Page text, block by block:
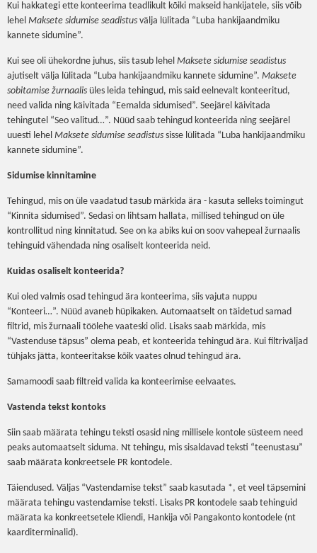
Kui hakkategi ette konteerima teadlikult kõiki makseid hankijatele, siis võib
lehel Maksete sidumise seadistus välja lülitada “Luba hankijaandmiku
kannete sidumine”.
Kui see oli ühekordne juhus, siis tasub lehel Maksete sidumise seadistus
ajutiselt välja lülitada “Luba hankijaandmiku kannete sidumine”. Maksete
sobitamise žurnaalis üles leida tehingud, mis said eelnevalt konteeritud,
need valida ning käivitada “Eemalda sidumised”. Seejärel käivitada
tehingutel “Seo valitud…”. Nüüd saab tehingud konteerida ning seejärel
uuesti lehel Maksete sidumise seadistus sisse lülitada “Luba hankijaandmiku
kannete sidumine”.
Sidumise kinnitamine
Tehingud, mis on üle vaadatud tasub märkida ära - kasuta selleks toimingut
“Kinnita sidumised”. Sedasi on lihtsam hallata, millised tehingud on üle
kontrollitud ning kinnitatud. See on ka abiks kui on soov vahepeal žurnaalis
tehinguid vähendada ning osaliselt konteerida neid.
Kuidas osaliselt konteerida?
Kui oled valmis osad tehingud ära konteerima, siis vajuta nuppu
“Konteeri…”. Nüüd avaneb hüpikaken. Automaatselt on täidetud samad
filtrid, mis žurnaali töölehe vaateski olid. Lisaks saab märkida, mis
“Vastenduse täpsus” olema peab, et konteerida tehingud ära. Kui filtriväljad
tühjaks jätta, konteeritakse kõik vaates olnud tehingud ära.
Samamoodi saab filtreid valida ka konteerimise eelvaates.
Vastenda tekst kontoks
Siin saab määrata tehingu teksti osasid ning millisele kontole süsteem need
peaks automaatselt siduma. Nt tehingu, mis sisaldavad teksti “teenustasu”
saab määrata konkreetsele PR kontodele.
Täiendused. Väljas “Vastendamise tekst” saab kasutada *, et veel täpsemini
määrata tehingu vastendamise teksti. Lisaks PR kontodele saab tehinguid
määrata ka konkreetsetele Kliendi, Hankija või Pangakonto kontodele (nt
kaarditerminalid).